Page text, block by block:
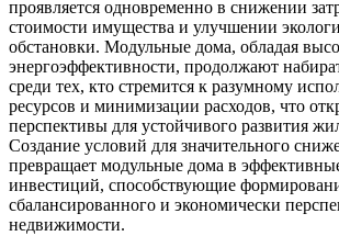
проявляется одновременно в снижении
стоимости имущества и улучшении
обстановки. Модульные дома, обладая
энергоэффективности, продолжают
среди тех, кто стремится к разумному
ресурсов и минимизации расходов, что
перспективы для устойчивого развития
Создание условий для значительного
превращает модульные дома в
инвестиций, способствующие
сбалансированного и экономически
недвижимости.